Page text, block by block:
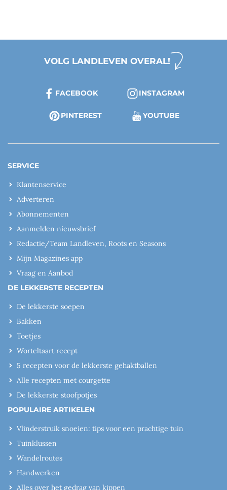
VOLG LANDLEVEN OVERAL!
FACEBOOK INSTAGRAM
PINTEREST YOUTUBE
SERVICE
Klantenservice
Adverteren
Abonnementen
Aanmelden nieuwsbrief
Redactie/Team Landleven, Roots en Seasons
Mijn Magazines app
Vraag en Aanbod
DE LEKKERSTE RECEPTEN
De lekkerste soepen
Bakken
Toetjes
Worteltaart recept
5 recepten voor de lekkerste gehaktballen
Alle recepten met courgette
De lekkerste stoofpotjes
POPULAIRE ARTIKELEN
Vlinderstruik snoeien: tips voor een prachtige tuin
Tuinklussen
Wandelroutes
Handwerken
Alles over het gedrag van kippen